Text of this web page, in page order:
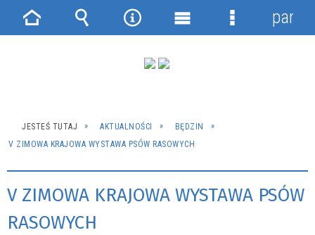
JESTEŚ TUTAJ AKTUALNOŚCI
BĘDZIN
V ZIMOWA KRAJOWA WYSTAWA PSÓW RASOWYCH
V ZIMOWA KRAJOWA WYSTAWA PSÓW
RASOWYCH
Strona Wyszukiwarka
NarzędziaMenu
Menu
panel